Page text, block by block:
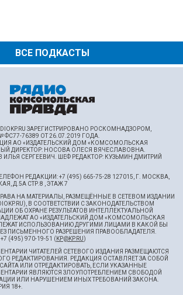
ВСЕ ПОДКАСТЫ
ЗАРЕГИСТРИРОВАНО РОСКОМНАДЗОРОМ,
76389 ОТ 26.07.2019 ГОДА.
АО «ИЗДАТЕЛЬСКИЙ ДОМ «КОМСОМОЛЬСКАЯ
ДИРЕКТОР: НОСОВА ОЛЕСЯ ВЯЧЕСЛАВОВНА.
ИЛЬЯ СЕРГЕЕВИЧ. ШEФ РЕДАКТОР: КУЗЬМИН ДМИТРИЙ
РЕДАКЦИИ: +7 (495) 665-75-28 127015, Г. МОСКВА,
Д.5А СТР.8 , ЭТАЖ 7
НА МАТЕРИАЛЫ, РАЗМЕЩЁННЫЕ В СЕТЕВОМ ИЗДАНИИ
В СООТВЕТСТВИИ С ЗАКОНОДАТЕЛЬСТВОМ
ОБ ОХРАНЕ РЕЗУЛЬТАТОВ ИНТЕЛЛЕКТУАЛЬНОЙ
АО «ИЗДАТЕЛЬСКИЙ ДОМ «КОМСОМОЛЬСКАЯ
ИСПОЛЬЗОВАНИЮ ДРУГИМИ ЛИЦАМИ В КАКОЙ БЫ
ПИСЬМЕННОГО РАЗРЕШЕНИЯ ПРАВООБЛАДАТЕЛЯ.
(495) 970-19-51 ( KP@KP.RU)
ЧИТАТЕЛЕЙ СЕТЕВОГО ИЗДАНИЯ РАЗМЕЩАЮТСЯ
РЕДАКТИРОВАНИЯ. РЕДАКЦИЯ ОСТАВЛЯЕТ ЗА СОБОЙ
ИЛИ ОТРЕДАКТИРОВАТЬ, ЕСЛИ УКАЗАННЫЕ
ЯВЛЯЮТСЯ ЗЛОУПОТРЕБЛЕНИЕМ СВОБОДОЙ
ИЛИ НАРУШЕНИЕМ ИНЫХ ТРЕБОВАНИЙ ЗАКОНА.
18+.